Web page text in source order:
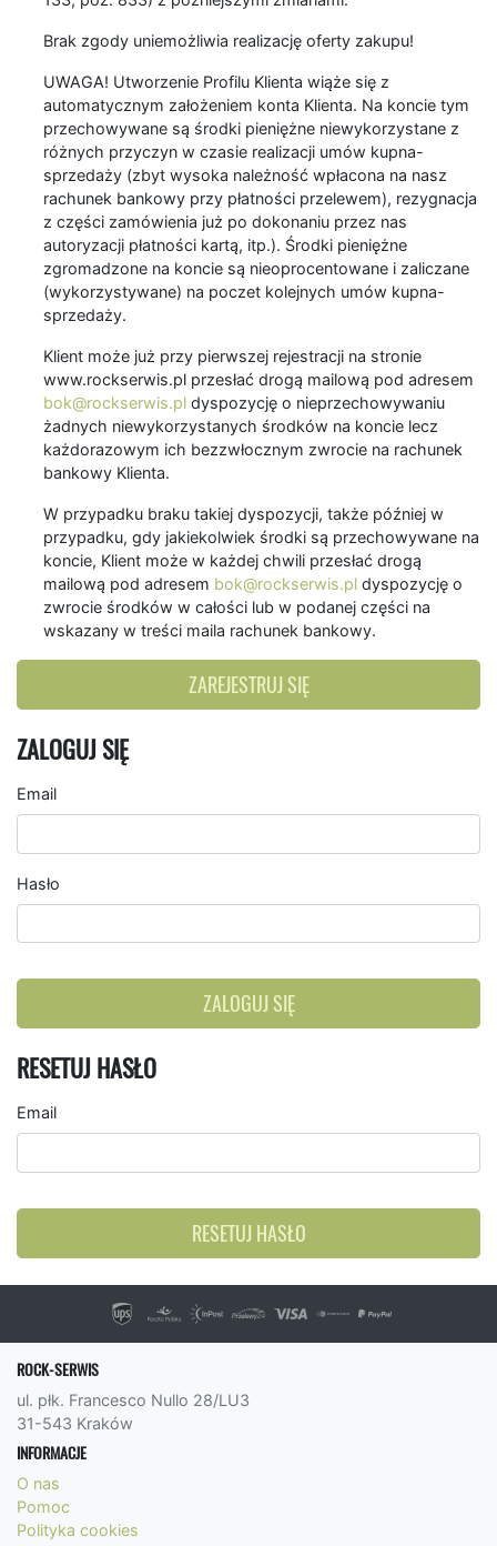
Brak zgody uniemożliwia realizację oferty zakupu!
UWAGA! Utworzenie Profilu Klienta wiąże się z
automatycznym założeniem konta Klienta. Na koncie tym
przechowywane są środki pieniężne niewykorzystane z
różnych przyczyn w czasie realizacji umów kupna-
sprzedaży (zbyt wysoka należność wpłacona na nasz
rachunek bankowy przy płatności przelewem), rezygnacja
z części zamówienia już po dokonaniu przez nas
autoryzacji płatności kartą, itp.). Środki pieniężne
zgromadzone na koncie są nieoprocentowane i zaliczane
(wykorzystywane) na poczet kolejnych umów kupna-
sprzedaży.
Klient może już przy pierwszej rejestracji na stronie
www.rockserwis.pl przesłać drogą mailową pod adresem
bok@rockserwis.pl dyspozycję o nieprzechowywaniu
żadnych niewykorzystanych środków na koncie lecz
każdorazowym ich bezzwłocznym zwrocie na rachunek
bankowy Klienta.
W przypadku braku takiej dyspozycji, także później w
przypadku, gdy jakiekolwiek środki są przechowywane na
koncie, Klient może w każdej chwili przesłać drogą
mailową pod adresem bok@rockserwis.pl dyspozycję o
zwrocie środków w całości lub w podanej części na
wskazany w treści maila rachunek bankowy.
ZAREJESTRUJ SIĘ
ZALOGUJ SIĘ
Email
Hasło
ZALOGUJ SIĘ
RESETUJ HASŁO
Email
RESETUJ HASŁO
ROCK-SERWIS
ul. płk. Francesco Nullo 28/LU3
31-543 Kraków
INFORMACJE
O nas
Pomoc
Polityka cookies